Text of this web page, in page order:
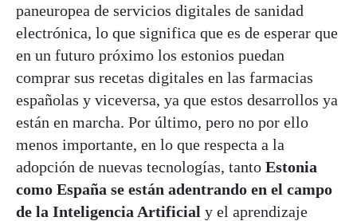
paneuropea de servicios digitales de sanidad
electrónica, lo que significa que es de esperar que
en un futuro próximo los estonios puedan
comprar sus recetas digitales en las farmacias
españolas y viceversa, ya que estos desarrollos ya
están en marcha. Por último, pero no por ello
menos importante, en lo que respecta a la
adopción de nuevas tecnologías, tanto Estonia
como España se están adentrando en el campo
de la Inteligencia Artificial y el aprendizaje